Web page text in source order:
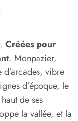
Créées pour
. Monpazier,
vibre
d’époque, le
de ses
la vallée, et la